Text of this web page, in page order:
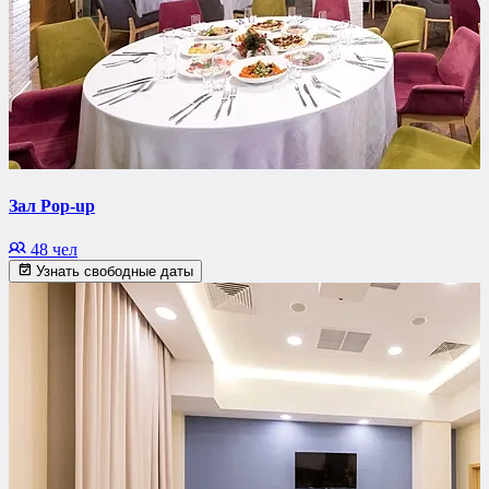
Зал Pop-up
48 чел
Узнать свободные даты